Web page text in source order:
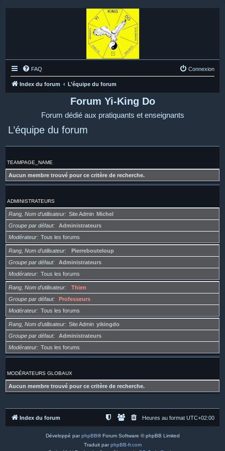
FAQ Connexion
Index du forum L’équipe du forum
Forum Yi-King Do
Forum dédié aux pratiquants et enseignants
L’équipe du forum
TEAMPAGE_NAME
Aucun membre trouvé pour ce critère de recherche.
ADMINISTRATEURS
Rang, Nom d’utilisateur Site Admin Michel
Groupe par défaut
Administrateurs
Modérateur
Tous les forums
Rang, Nom d’utilisateur
Pierrebouteloup
Groupe par défaut
Administrateurs
Modérateur
Tous les forums
Rang, Nom d’utilisateur
Thien
Groupe par défaut
Professeurs
Modérateur
Tous les forums
Rang, Nom d’utilisateur Site Admin yikingdo
Groupe par défaut
Administrateurs
Modérateur
Tous les forums
MODÉRATEURS GLOBAUX
Aucun membre trouvé pour ce critère de recherche.
Index du forum Heures au format UTC+02:00
Développé parphpBB® Forum Software © phpBB Limited
Traduit parphpBB-fr.com